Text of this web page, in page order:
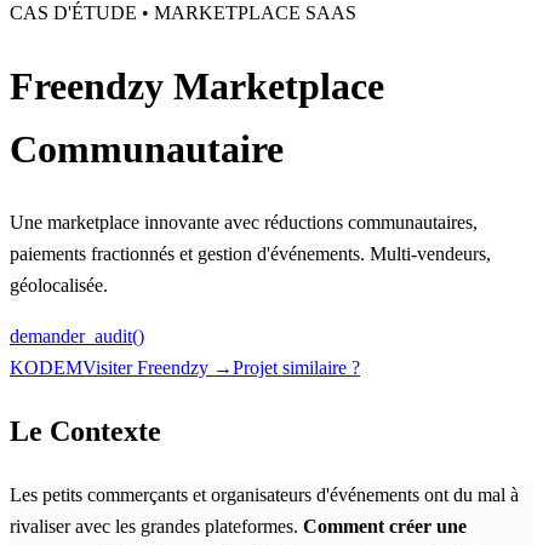
CAS D'ÉTUDE • MARKETPLACE SAAS
Freendzy Marketplace
Communautaire
Une marketplace innovante avec réductions communautaires,
paiements fractionnés et gestion d'événements. Multi-vendeurs,
géolocalisée.
demander_audit()
KODEMVisiter Freendzy →Projet similaire ?
Le Contexte
Les petits commerçants et organisateurs d'événements ont du mal à
rivaliser avec les grandes plateformes. Comment créer une